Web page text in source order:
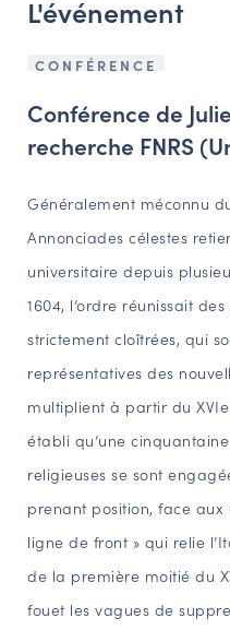
PORTAIL CULTURE
Comité d'Histoire Régionale
VOUS ÊTES…
Amateurs d’histoire et de
Responsables de structures
Étudiants & chercheurs
L'événement
CONFÉRENCE
Conférence de
recherche FNRS
Généralement méconnu
Annonciades célestes
universitaire depuis
1604, l’ordre réunissait
strictement cloîtrées, qui
représentatives des
multiplient à partir du XVIe
établi qu’une
religieuses se sont
prenant position, face aux
ligne de front » qui relie
de la première moitié du
fouet les vagues de